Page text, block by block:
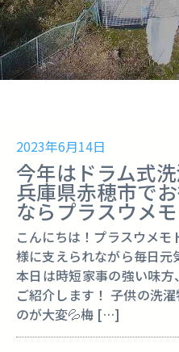
2023年6月14日
今年はドラム式
兵庫県赤穂市で
ならプラスウメ
こんにちは！プラスウメ
様に支えられながら毎日元
本日は時短家事の強い味
ご紹介します！ 子供の洗
のが大変💦梅 […]